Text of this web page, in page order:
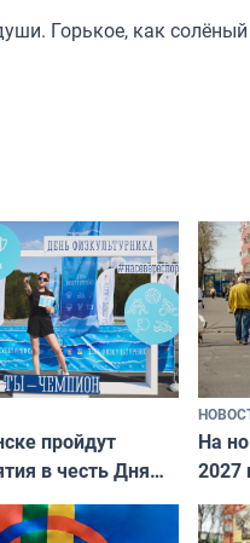
Горькое, как
пройдут
в честь Дня
На
2027